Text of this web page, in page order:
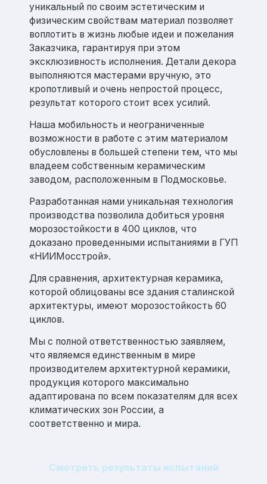
уникальный по своим эстетическим и
физическим свойствам материал позволяет
воплотить в жизнь любые идеи и пожелания
Заказчика, гарантируя при этом
эксклюзивность исполнения. Детали декора
выполняются мастерами вручную, это
кропотливый и очень непростой процесс,
результат которого стоит всех усилий.
Наша мобильность и неограниченные
возможности в работе с этим материалом
обусловлены в большей степени тем, что мы
владеем собственным керамическим
заводом, расположенным в Подмосковье.
Разработанная нами уникальная технология
производства позволила добиться уровня
морозостойкости в 400 циклов, что
доказано проведенными испытаниями в ГУП
«НИИМосстрой».
Для сравнения, архитектурная керамика,
которой облицованы все здания сталинской
архитектуры, имеют морозостойкость 60
циклов.
Мы с полной ответственностью заявляем,
что являемся единственным в мире
производителем архитектурной керамики,
продукция которого максимально
адаптирована по всем показателям для всех
климатических зон России, а
соответственно и мира.
Смотреть результаты испытаний